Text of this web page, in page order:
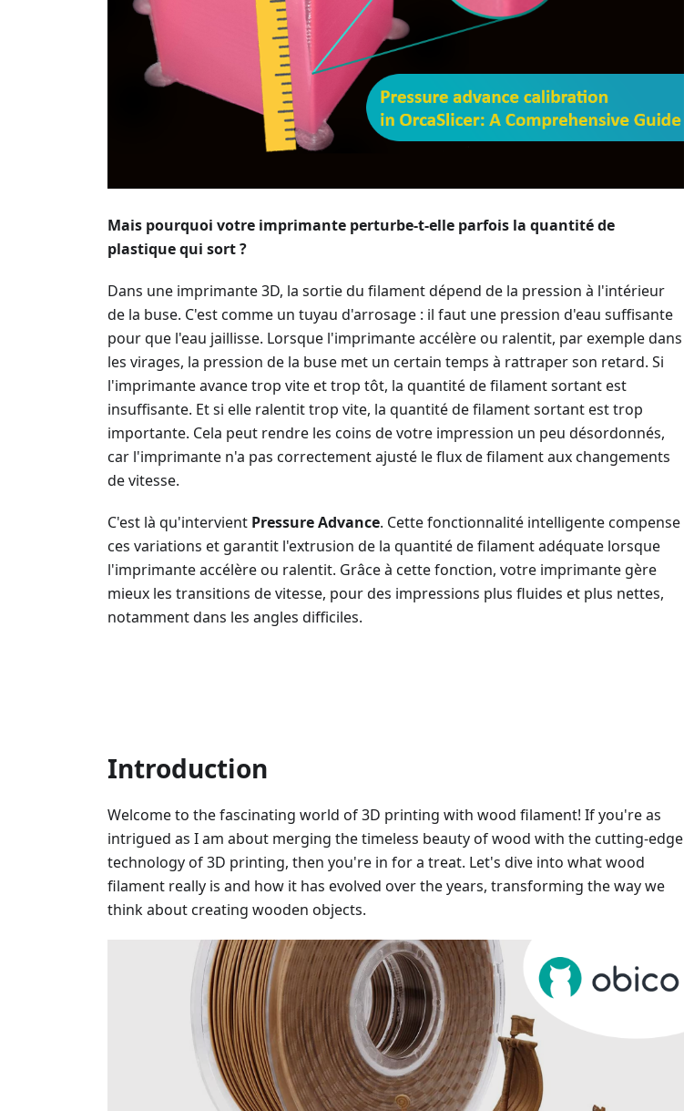
Mais pourquoi votre imprimante perturbe-t-elle parfois la quantité de
plastique qui sort ?
Dans une imprimante 3D, la sortie du filament dépend de la pression à l'intérieur
de la buse. C'est comme un tuyau d'arrosage : il faut une pression d'eau suffisante
pour que l'eau jaillisse. Lorsque l'imprimante accélère ou ralentit, par exemple dans
les virages, la pression de la buse met un certain temps à rattraper son retard. Si
l'imprimante avance trop vite et trop tôt, la quantité de filament sortant est
insuffisante. Et si elle ralentit trop vite, la quantité de filament sortant est trop
importante. Cela peut rendre les coins de votre impression un peu désordonnés,
car l'imprimante n'a pas correctement ajusté le flux de filament aux changements
de vitesse.
C'est là qu'intervient Pressure Advance. Cette fonctionnalité intelligente compense
ces variations et garantit l'extrusion de la quantité de filament adéquate lorsque
l'imprimante accélère ou ralentit. Grâce à cette fonction, votre imprimante gère
mieux les transitions de vitesse, pour des impressions plus fluides et plus nettes,
notamment dans les angles difficiles.
Introduction
Welcome to the fascinating world of 3D printing with wood filament! If you're as
intrigued as I am about merging the timeless beauty of wood with the cutting-edge
technology of 3D printing, then you're in for a treat. Let's dive into what wood
filament really is and how it has evolved over the years, transforming the way we
think about creating wooden objects.